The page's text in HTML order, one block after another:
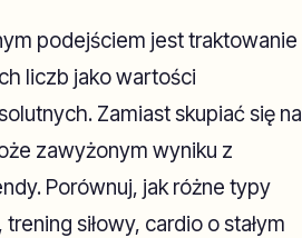
podejściem jest traktowanie
liczb jako wartości
Zamiast skupiać się na
zawyżonym wyniku z
Porównuj, jak różne typy
siłowy, cardio o stałym